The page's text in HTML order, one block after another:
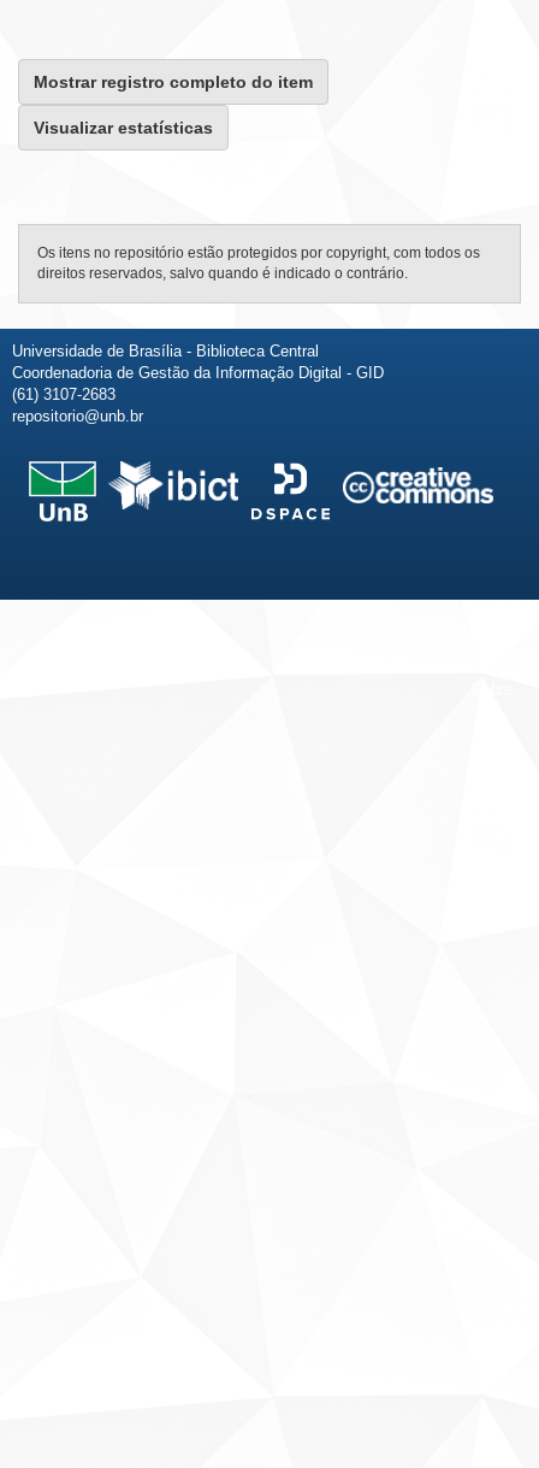
Mostrar registro completo do item
Visualizar estatísticas
Os itens no repositório estão protegidos por copyright, com todos os
direitos reservados, salvo quando é indicado o contrário.
Universidade de Brasília - Biblioteca Central
Coordenadoria de Gestão da Informação Digital - GID
(61) 3107-2683
repositorio@unb.br